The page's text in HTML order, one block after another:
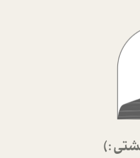
:)